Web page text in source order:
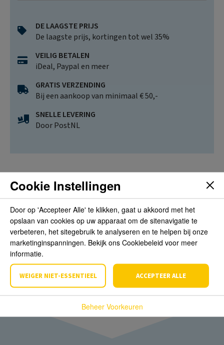
DE LAAGSTE PRIJS
De laagste prijs, kortingen tot wel 35%
VEILIG BETALEN
iDeal, Paypal en meer
GRATIS VERZENDING
Bij een aankoop van minimaal € 50,-
SNELLE LEVERING
Door PostNL
Beoordelingen
Schrijf de eerste review over dit product
Schrijf een beoordeling
Cookie Instellingen
Door op 'Accepteer Alle' te klikken, gaat u akkoord met het
opslaan van cookies op uw apparaat om de sitenavigatie te
verbeteren, het sitegebruik te analyseren en te helpen bij onze
marketinginspanningen. Bekijk ons Cookiebeleid voor meer
informatie.
WEIGER NIET-ESSENTIEEL ACCEPTEER ALLE
Beheer Voorkeuren